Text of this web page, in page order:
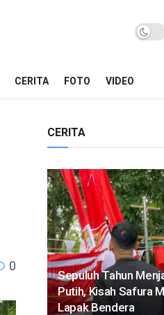
CERITA FOTO VIDEO
0
CERITA
Sepuluh Tahun
Putih, Kisah Safura
Lapak Bendera